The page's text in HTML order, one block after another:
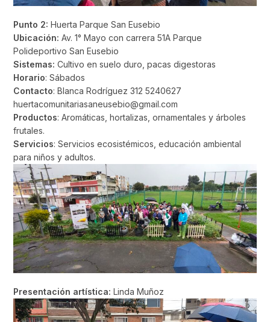
Punto 2:Huerta Parque San Eusebio
Ubicación: Av. 1° Mayo con carrera 51A Parque
Polideportivo San Eusebio
Sistemas:Cultivo en suelo duro, pacas digestoras
Horario: Sábados
Contacto: Blanca Rodríguez 312 5240627
huertacomunitariasaneusebio@gmail.com
Productos: Aromáticas, hortalizas, ornamentales y árboles
frutales.
Servicios: Servicios ecosistémicos, educación ambiental
para niños y adultos.
Presentación artística:Linda Muñoz